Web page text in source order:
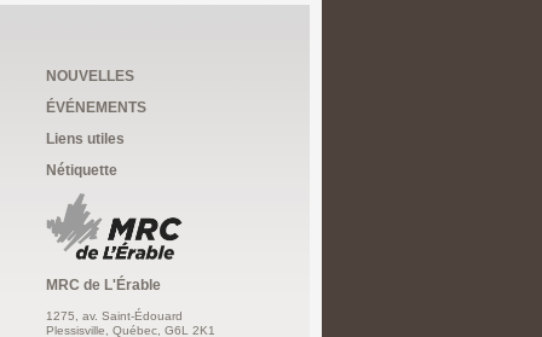
NOUVELLES
ÉVÉNEMENTS
Liens utiles
Nétiquette
MRC de L'Érable
1275, av. Saint-Édouard
Plessisville, Québec, G6L 2K1